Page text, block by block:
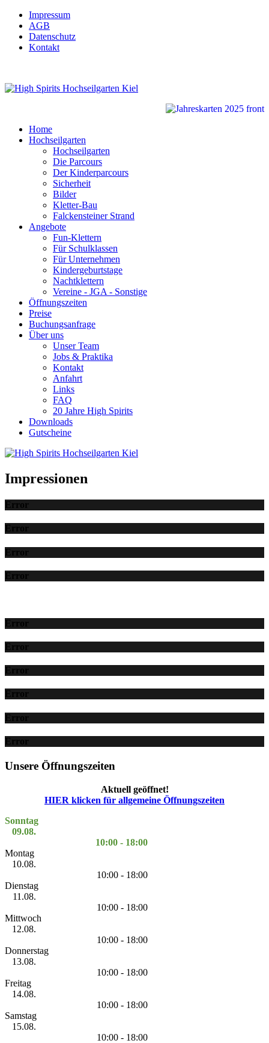
Impressum
AGB
Datenschutz
Kontakt
Home
Hochseilgarten
Hochseilgarten
Die Parcours
Der Kinderparcours
Sicherheit
Bilder
Kletter-Bau
Falckensteiner Strand
Angebote
Fun-Klettern
Für Schulklassen
Für Unternehmen
Kindergeburtstage
Nachtklettern
Vereine - JGA - Sonstige
Öffnungszeiten
Preise
Buchungsanfrage
Über uns
Unser Team
Jobs & Praktika
Kontakt
Anfahrt
Links
FAQ
20 Jahre High Spirits
Downloads
Gutscheine
Impressionen
Error
Error
Error
Error
Error
Error
Error
Error
Error
Error
Unsere Öffnungszeiten
Aktuell geöffnet!
HIER klicken für allgemeine Öffnungszeiten
Sonntag
09.08.
10:00 - 18:00
Montag
10.08.
10:00 - 18:00
Dienstag
11.08.
10:00 - 18:00
Mittwoch
12.08.
10:00 - 18:00
Donnerstag
13.08.
10:00 - 18:00
Freitag
14.08.
10:00 - 18:00
Samstag
15.08.
10:00 - 18:00